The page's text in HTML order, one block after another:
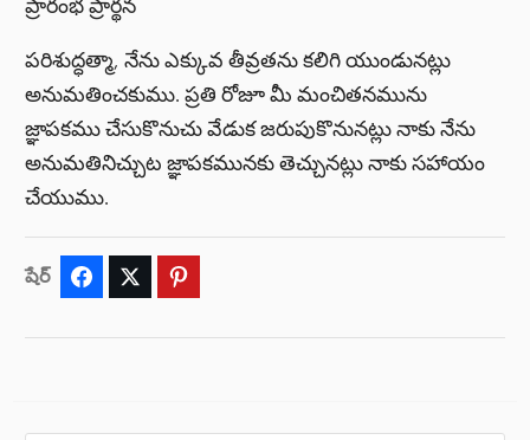
ప్రారంభ ప్రార్థన
పరిశుద్ధత్మా, నేను ఎక్కువ తీవ్రతను కలిగి యుండునట్లు
అనుమతించకుము. ప్రతి రోజూ మీ మంచితనమును
జ్ఞాపకము చేసుకొనుచు వేడుక జరుపుకొనునట్లు నాకు నేను
అనుమతినిచ్చుట జ్ఞాపకమునకు తెచ్చునట్లు నాకు సహాయం
చేయుము.
షేర్ Facebook Twitter